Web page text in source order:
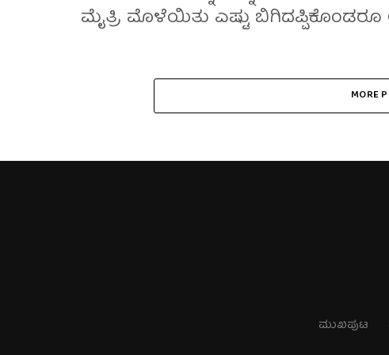
ಮೈತ್ರಿ ಮೊಳೆಯಿತು ಎಷ್ಟು ಬಿಗಿದಪ್ಪಿಕೊಂಡರೂ
MORE
ಮುಖಪುಟ